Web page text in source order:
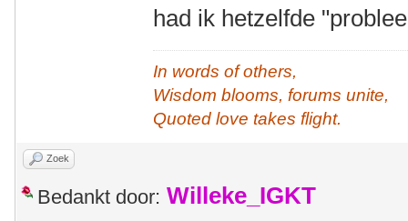
had ik hetzelfde
In words of others,
Wisdom blooms, forums unite,
Quoted love takes flight.
Zoek
Bedankt door: Willeke_IGKT